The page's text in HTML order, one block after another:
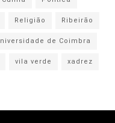
Religião
Ribeirão
de Coimbra
vila verde xadrez